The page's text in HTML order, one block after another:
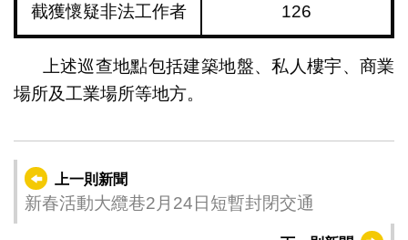
截獲懷疑非法工作者 126
上述巡查地點包括建築地盤、私人樓宇、商業
場所及工業場所等地方。
上一則新聞
新春活動大纜巷2月24日短暫封閉交通